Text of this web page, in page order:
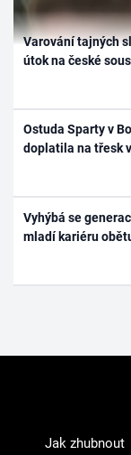
Varování tajných
útok na české
Ostuda Sparty v
doplatila na třesk
Vyhýbá se
mladí kariéru
Jak zhubnout